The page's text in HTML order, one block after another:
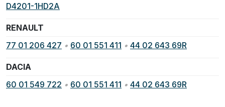
D4201-1HD2A
RENAULT
77 01 206 427 • 60 01 551 411 • 44 02 643 69R
DACIA
60 01 549 722 • 60 01 551 411 • 44 02 643 69R